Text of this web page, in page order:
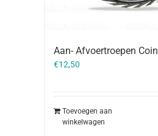
Aan- Afvoertroepen Coin
€12,50
Toevoegen aan
winkelwagen